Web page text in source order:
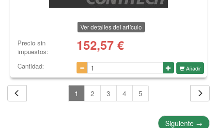
Ver detalles del artículo
Precio sin
impuestos:
152,57€
Cantidad: Añadir
1 2 3 4 5
Siguiente →